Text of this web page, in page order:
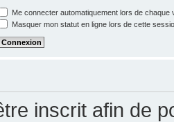
Me connecter automatiquement lors de chaque
Masquer mon statut en ligne lors de cette
inscrit afin de